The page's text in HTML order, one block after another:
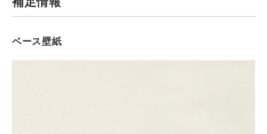
ベース壁紙